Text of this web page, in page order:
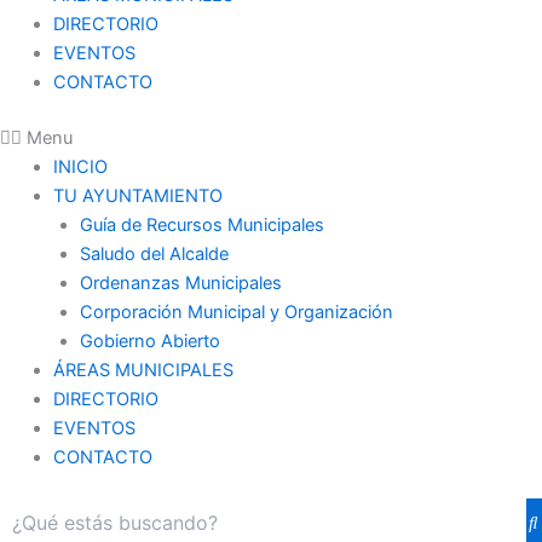
DIRECTORIO
EVENTOS
CONTACTO
Menu
INICIO
TU AYUNTAMIENTO
Guía de Recursos Municipales
Saludo del Alcalde
Ordenanzas Municipales
Corporación Municipal y Organización
Gobierno Abierto
ÁREAS MUNICIPALES
DIRECTORIO
EVENTOS
CONTACTO